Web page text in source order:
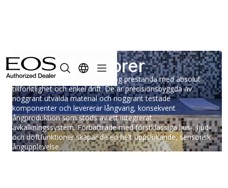
Ånggeneratorer
EOS ångrumssystem förenar hög prestanda med absolut
tillförlitlighet och enkel drift. De är precisionsbyggda av
noggrant utvalda material och noggrant testade
komponenter och levererar långvarig, konsekvent
ångproduktion som stöds av ett integrerat
avkalkningssystem. Förbättrade med förstklassiga ljus-, ljud-
och doftfunktioner skapar de en helt uppslukande, sensorisk
ångupplevelse.